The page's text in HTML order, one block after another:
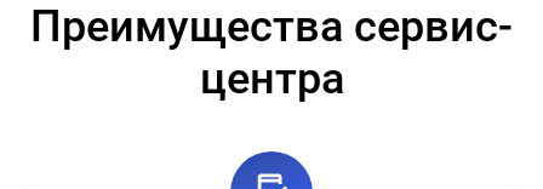
Преимущества сервис-
центра